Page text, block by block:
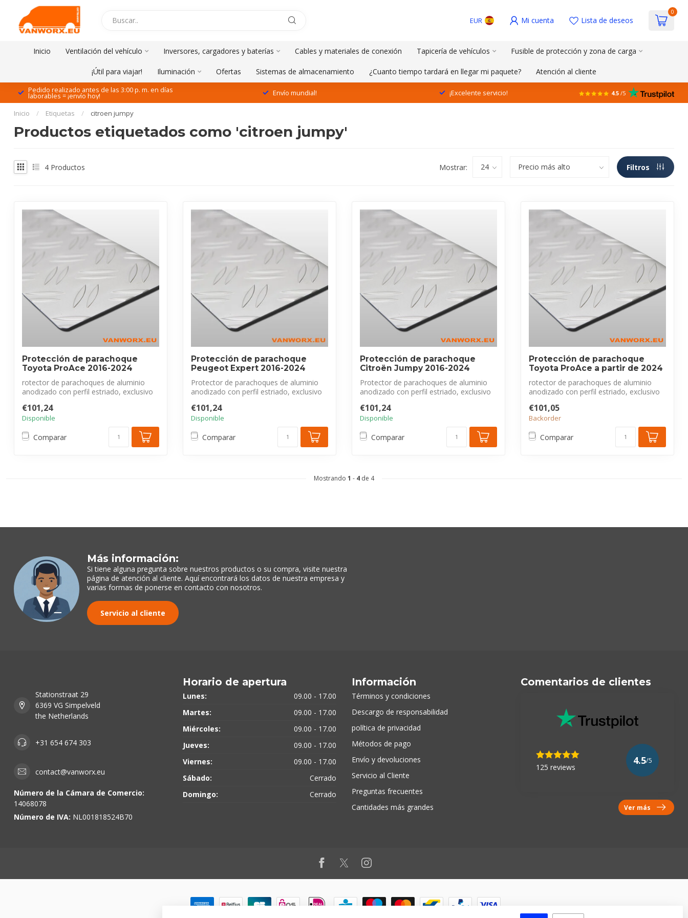
EUR Mi cuenta Lista de deseos
0
Inicio Ventilación del vehículo Inversores, cargadores y baterías Cables y materiales de conexión Tapicería de vehículos Fusible de protección y zona de carga
¡Útil para viajar! Iluminación Ofertas Sistemas de almacenamiento ¿Cuanto tiempo tardará en llegar mi paquete? Atención al cliente
Pedido realizado antes de las 3:00 p. m. en días
laborables = ¡envío hoy! Envío mundial! ¡Excelente servicio! 4.5 /5
Inicio / Etiquetas / citroen jumpy
Productos etiquetados como 'citroen jumpy'
4 Productos Mostrar: Filtros
Protección de parachoque
Toyota ProAce 2016-2024
rotector de parachoques de aluminio
anodizado con perfil estriado, exclusivo
€101,24
Disponible
Comparar
Protección de parachoque
Peugeot Expert 2016-2024
Protector de parachoques de aluminio
anodizado con perfil estriado, exclusivo
€101,24
Disponible
Comparar
Protección de parachoque
Citroën Jumpy 2016-2024
Protector de parachoques de aluminio
anodizado con perfil estriado, exclusivo
€101,24
Disponible
Comparar
Protección de parachoque
Toyota ProAce a partir de 2024
rotector de parachoques de aluminio
anodizado con perfil estriado, exclusivo
€101,05
Backorder
Comparar
Mostrando 1 - 4 de 4
Más información:
Si tiene alguna pregunta sobre nuestros productos o su compra, visite nuestra
página de atención al cliente. Aquí encontrará los datos de nuestra empresa y
varias formas de ponerse en contacto con nosotros.
Servicio al cliente
Stationstraat 29
6369 VG Simpelveld
the Netherlands
+31 654 674 303
contact@vanworx.eu
Número de la Cámara de Comercio:
14068078
Número de IVA: NL001818524B70
Horario de apertura
Lunes:
09.00 - 17.00
Martes:
09.00 - 17.00
Miércoles:
09.00 - 17.00
Jueves:
09.00 - 17.00
Viernes:
09.00 - 17.00
Sábado:
Cerrado
Domingo:
Cerrado
Información
Términos y condiciones
Descargo de responsabilidad
política de privacidad
Métodos de pago
Envío y devoluciones
Servicio al Cliente
Preguntas frecuentes
Cantidades más grandes
Comentarios de clientes
125 reviews
4.5/5
Ver más